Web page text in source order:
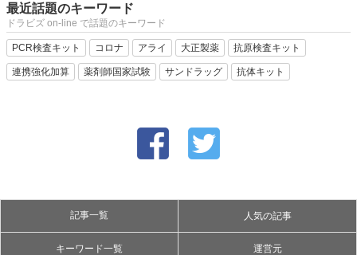
最近話題のキーワード
ドラビズ on-line で話題のキーワード
PCR検査キット コロナ アライ 大正製薬 抗原検査キット
連携強化加算 薬剤師国家試験 サンドラッグ 抗体キット
記事一覧 人気の記事
キーワード一覧 運営元